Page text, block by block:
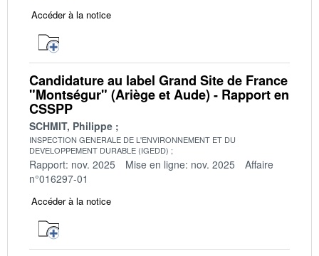
Accéder à la notice
Candidature au label Grand Site de France
"Montségur" (Ariège et Aude) - Rapport en
CSSPP
SCHMIT, Philippe
INSPECTION GENERALE DE L'ENVIRONNEMENT ET DU
DEVELOPPEMENT DURABLE (IGEDD)
Rapport: nov. 2025 Mise en ligne: nov. 2025
Affaire
n°016297-01
Accéder à la notice